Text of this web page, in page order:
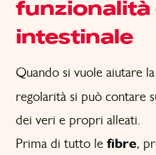
funzionalità
intestinale
Quando si vuole aiutare la
regolarità si può contare
dei veri e propri alleati.
Prima di tutto le fibre,